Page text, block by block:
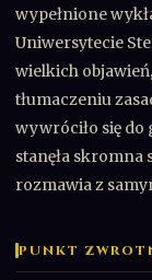
wypełnione
Uniwersytecie
wielkich
tłumaczeniu
wywróciło się
stanęła skromna
rozmawia z
PUNKT